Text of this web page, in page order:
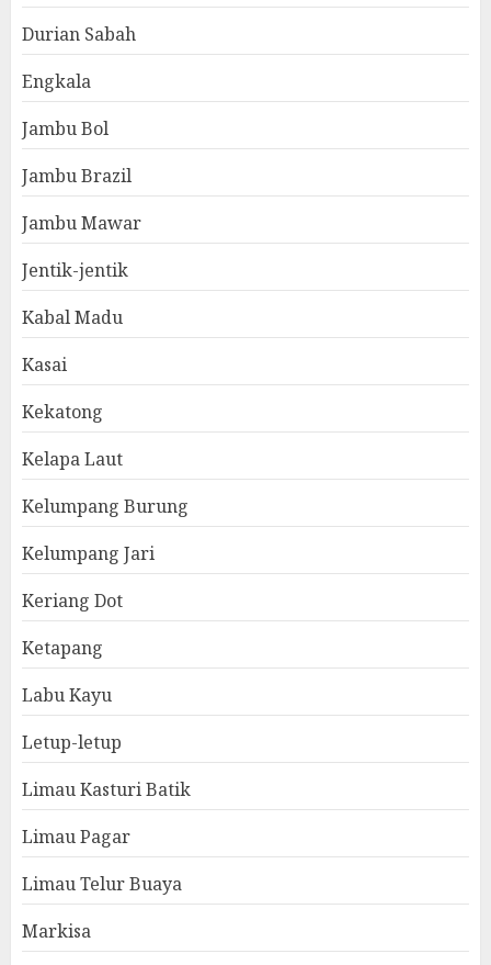
Durian Sabah
Engkala
Jambu Bol
Jambu Brazil
Jambu Mawar
Jentik-jentik
Kabal Madu
Kasai
Kekatong
Kelapa Laut
Kelumpang Burung
Kelumpang Jari
Keriang Dot
Ketapang
Labu Kayu
Letup-letup
Limau Kasturi Batik
Limau Pagar
Limau Telur Buaya
Markisa